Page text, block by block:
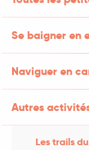
Se baigner en
Naviguer en
Autres
Les trails